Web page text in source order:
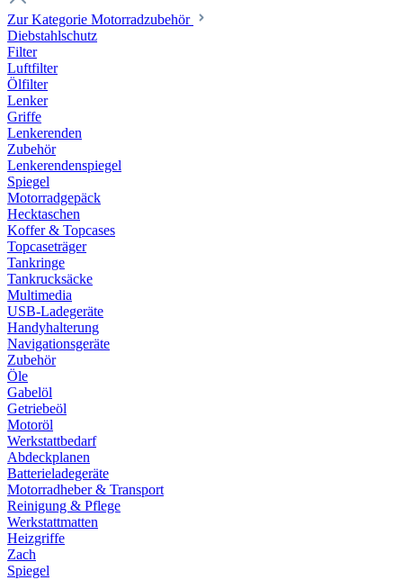
Zur Kategorie Motorradzubehör
Diebstahlschutz
Filter
Luftfilter
Ölfilter
Lenker
Griffe
Lenkerenden
Zubehör
Lenkerendenspiegel
Spiegel
Motorradgepäck
Hecktaschen
Koffer & Topcases
Topcaseträger
Tankringe
Tankrucksäcke
Multimedia
USB-Ladegeräte
Handyhalterung
Navigationsgeräte
Zubehör
Öle
Gabelöl
Getriebeöl
Motoröl
Werkstattbedarf
Abdeckplanen
Batterieladegeräte
Motorradheber & Transport
Reinigung & Pflege
Werkstattmatten
Heizgriffe
Zach
Spiegel